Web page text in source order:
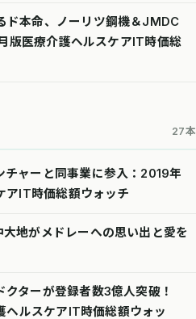
ド本命、ノーリツ鋼機＆JMDC
版医療介護ヘルスケアIT時価総
27本
チャーと同事業に参入：2019年
アIT時価総額ウォッチ
地がメドレーへの思い出と愛を
クターが登録者数3億人突破！
ヘルスケアIT時価総額ウォッ